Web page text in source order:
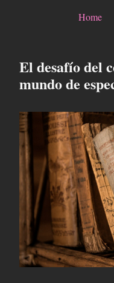
Home
El desafío del
mundo de